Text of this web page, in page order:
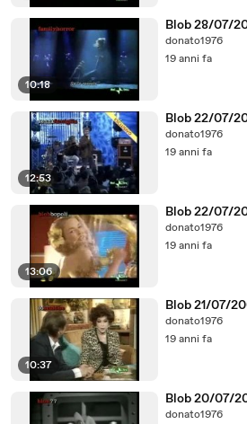
10:18
Blob 28/07/
donato1976
19 anni fa
12:53
Blob 22/07/
donato1976
19 anni fa
13:06
Blob 22/07/
donato1976
19 anni fa
10:37
Blob 21/07/
donato1976
19 anni fa
Blob 20/07/
donato1976